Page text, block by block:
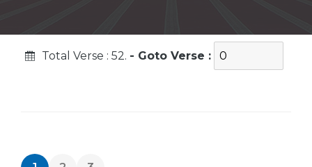
Total Verse : 52. - Goto Verse :